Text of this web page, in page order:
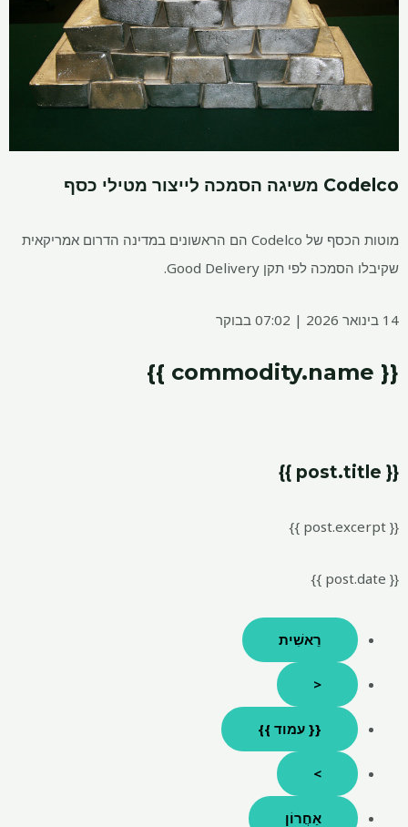
Codelco משיגה הסמכה לייצור מטילי כסף
מוטות הכסף של Codelco הם הראשונים במדינה הדרום אמריקאית
שקיבלו הסמכה לפי תקן Good Delivery.
14 בינואר 2026 | 07:02 בבוקר
{{ commodity.name }}
{{ post.title }}
{{ post.excerpt }}
{{ post.date }}
רֵאשִׁית
<
{{ עמוד }}
>
אַחֲרוֹן